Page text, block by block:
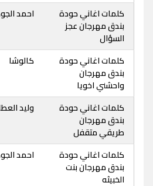
كلمات اغاني حودة
بندق مهرجان عجز
السؤال
احمد
كلمات اغاني حودة
بندق مهرجان
واحشني اخويا
كالوشا
كلمات اغاني حودة
بندق مهرجان
طريقي متقفل
وليد
كلمات اغاني حودة
بندق مهرجان بنت
الخبيثه
احمد